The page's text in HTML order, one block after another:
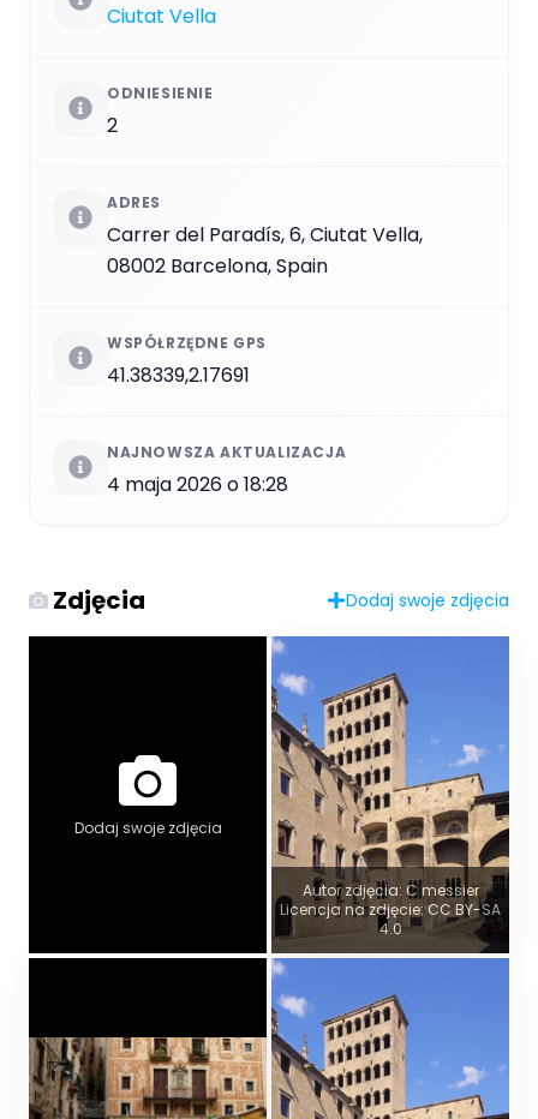
Ciutat Vella
ODNIESIENIE
2
ADRES
Carrer del Paradís, 6, Ciutat Vella,
08002 Barcelona, Spain
WSPÓŁRZĘDNE GPS
41.38339,2.17691
NAJNOWSZA AKTUALIZACJA
4 maja 2026 o 18:28
Zdjęcia Dodaj swoje zdjęcia
Dodaj swoje zdjęcia
Autor zdjęcia: C messier
Licencja na zdjęcie: CC BY-SA
4.0